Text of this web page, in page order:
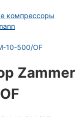
компрессоры
10-500/OF
Zammer